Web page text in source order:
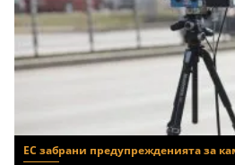
ЕС забрани предупрежденията за